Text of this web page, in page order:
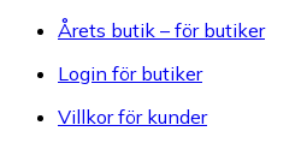
Årets butik – för butiker
Login för butiker
Villkor för kunder